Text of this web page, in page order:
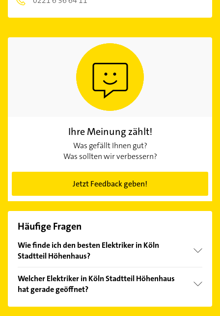
Ihre Meinung zählt!
Was gefällt Ihnen gut?
Was sollten wir verbessern?
Jetzt Feedback geben!
Häufige Fragen
Wie finde ich den besten Elektriker in Köln
Stadtteil Höhenhaus?
Kundenmeinungen und profitieren Sie von den
Empfehlungen. Die Suchergebnisse können Sie sich
einfach nachBewertungensortiert anzeigen lassen.
Welcher Elektriker in Köln Stadtteil Höhenhaus
hat gerade geöffnet?
Im Anbieter-Bereich finden Sie alleÖffnungszeiten.